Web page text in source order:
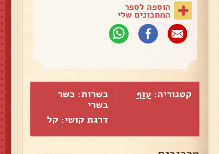
הוספה לספר
המתכונים שלי
קטגוריה: עוף
כשרות: כשר
בשרי
דרגת קושי: קל